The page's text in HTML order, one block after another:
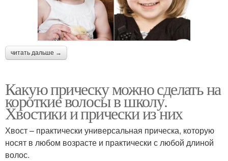
читать дальше →
Какую прическу можно сделать на
короткие волосы в школу.
Хвостики и прически из них
Хвост – практически универсальная прическа, которую
носят в любом возрасте и практически с любой длиной
волос.